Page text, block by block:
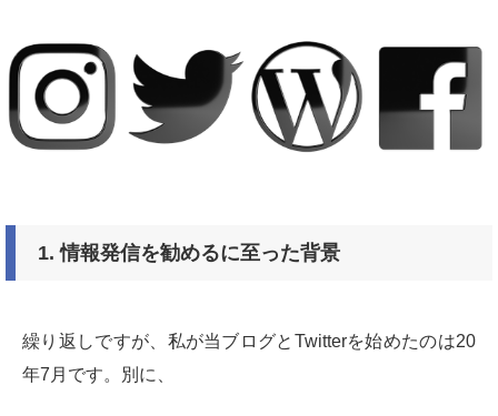
1.情報発信を勧めるに至った背景
繰り返しですが、私が当ブログとTwitterを始めたのは20
年7月です。別に、